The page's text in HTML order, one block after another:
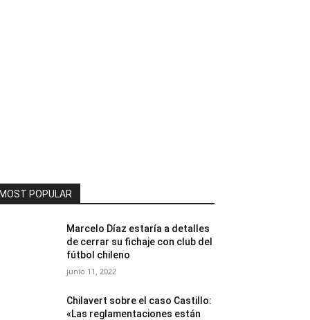
MOST POPULAR
Marcelo Díaz estaría a detalles
de cerrar su fichaje con club del
fútbol chileno
junio 11, 2022
Chilavert sobre el caso Castillo:
«Las reglamentaciones están